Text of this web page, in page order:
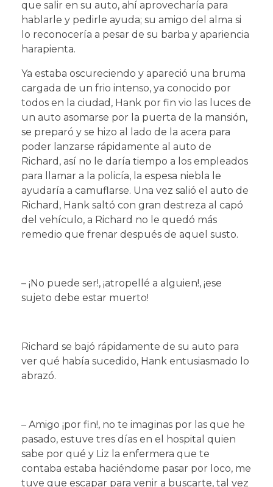
que salir en su auto, ahí aprovecharía para
hablarle y pedirle ayuda; su amigo del alma si
lo reconocería a pesar de su barba y apariencia
harapienta.
Ya estaba oscureciendo y apareció una bruma
cargada de un frio intenso, ya conocido por
todos en la ciudad, Hank por fin vio las luces de
un auto asomarse por la puerta de la mansión,
se preparó y se hizo al lado de la acera para
poder lanzarse rápidamente al auto de
Richard, así no le daría tiempo a los empleados
para llamar a la policía, la espesa niebla le
ayudaría a camuflarse. Una vez salió el auto de
Richard, Hank saltó con gran destreza al capó
del vehículo, a Richard no le quedó más
remedio que frenar después de aquel susto.
– ¡No puede ser!, ¡atropellé a alguien!, ¡ese
sujeto debe estar muerto!
Richard se bajó rápidamente de su auto para
ver qué había sucedido, Hank entusiasmado lo
abrazó.
– Amigo ¡por fin!, no te imaginas por las que he
pasado, estuve tres días en el hospital quien
sabe por qué y Liz la enfermera que te
contaba estaba haciéndome pasar por loco, me
tuve que escapar para venir a buscarte, tal vez